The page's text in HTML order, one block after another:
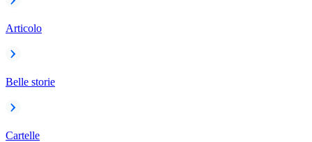
Articolo
Belle storie
Cartelle